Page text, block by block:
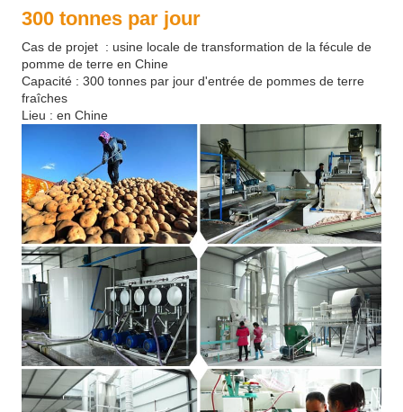
300 tonnes par jour
Cas de projet : usine locale de transformation de la fécule de
pomme de terre en Chine
Capacité : 300 tonnes par jour d'entrée de pommes de terre
fraîches
Lieu : en Chine